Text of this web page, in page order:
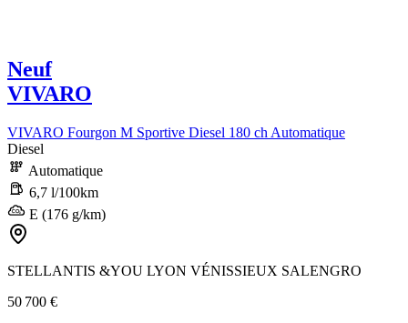
Neuf
VIVARO
VIVARO Fourgon M Sportive Diesel 180 ch Automatique
Diesel
Automatique
6,7 l/100km
E (176 g/km)
STELLANTIS &YOU LYON VÉNISSIEUX SALENGRO
50 700 €